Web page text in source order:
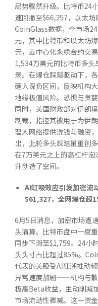
局势骤然升级。比特币24
速回撤至$66,257，以太
CoinGlass数据，全市场
元，其中比特币和以太坊
元，去中心化永续合约交
1,534万美元的比特币多
录。在爆仓踩踏驱动下，
砸入深负区间，反映机构
地缘极值风险。恐惧与贪
同时，美国财政部对伊朗
制裁，指控其被用于为伊
理人网络提供洗钱与融资
出，此轮多头踩踏虽重创
在7万美元之上的高杠杆
升创造了空间。
AI虹吸效应引发加密流
$61,327，全网爆仓超
6月5日消息，加密市场遭
头清算。比特币盘中一度
同步下滑至$1,759。24小
头头寸占比超过85%。
代表的美股受AI狂潮推动
异常速度加剧——机构与散
极高Beta收益，主动削减
市场流动性骤减。这一资